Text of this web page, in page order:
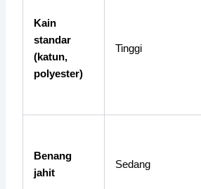
Kain
standar
(katun,
polyester)
Tinggi
Benang
jahit
Sedang